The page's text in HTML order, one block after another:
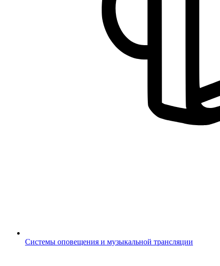
Системы оповещения и музыкальной трансляции